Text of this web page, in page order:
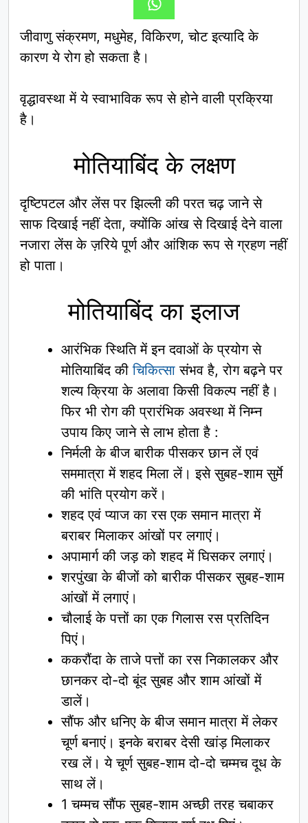
जीवाणु संक्रमण, मधुमेह, विकिरण, चोट इत्यादि के
कारण ये रोग हो सकता है।
वृद्धावस्था में ये स्वाभाविक रूप से होने वाली प्रक्रिया
है।
मोतियाबिंद के लक्षण
दृष्टिपटल और लेंस पर झिल्ली की परत चढ़ जाने से
साफ दिखाई नहीं देता, क्योंकि आंख से दिखाई देने वाला
नजारा लेंस के ज़रिये पूर्ण और आंशिक रूप से ग्रहण नहीं
हो पाता।
मोतियाबिंद का इलाज
आरंभिक स्थिति में इन दवाओं के प्रयोग से
मोतियाबिंद कीचिकित्सा संभव है, रोग बढ़ने पर
शल्य क्रिया के अलावा किसी विकल्प नहीं है।
फिर भी रोग की प्रारंभिक अवस्था में निम्न
उपाय किए जाने से लाभ होता है :
निर्मली के बीज बारीक पीसकर छान लें एवं
सममात्रा में शहद मिला लें। इसे सुबह-शाम सुर्मे
की भांति प्रयोग करें।
शहद एवं प्याज का रस एक समान मात्रा में
बराबर मिलाकर आंखों पर लगाएं।
अपामार्ग की जड़ को शहद में घिसकर लगाएं।
शरपुंखा के बीजों को बारीक पीसकर सुबह-शाम
आंखों में लगाएं।
चौलाई के पत्तों का एक गिलास रस प्रतिदिन
पिएं।
ककरौंदा के ताजे पत्तों का रस निकालकर और
छानकर दो-दो बूंद सुबह और शाम आंखों में
डालें।
सौंफ और धनिए के बीज समान मात्रा में लेकर
चूर्ण बनाएं। इनके बराबर देसी खांड़ मिलाकर
रख लें। ये चूर्ण सुबह-शाम दो-दो चम्मच दूध के
साथ लें।
1 चम्मच सौंफ सुबह-शाम अच्छी तरह चबाकर